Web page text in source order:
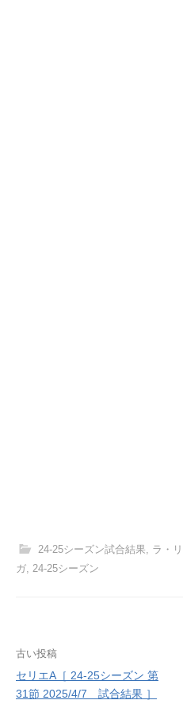
24-25シーズン試合結果, ラ・
ガ 24-25シーズン
投
稿
古い投稿
セリエA［ 24-25シーズン 第
31節 2025/4/7 試合結果 ］